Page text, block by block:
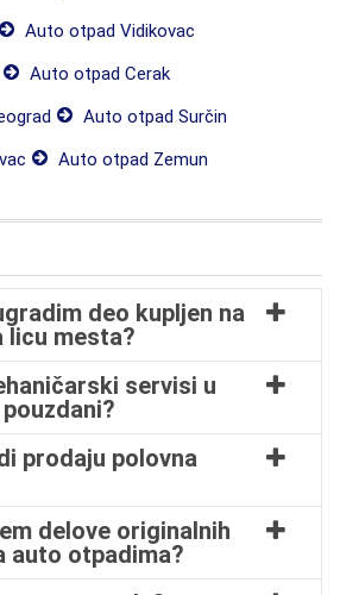
Auto otpad Vidikovac
Auto otpad Cerak
Auto otpad Surčin
Auto otpad Zemun
deo kupljen na
licu mesta?
servisi u
prodaju polovna
delove originalnih
auto otpadima?